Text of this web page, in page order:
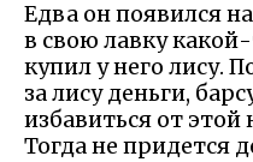
Едва он появился на
в свою лавку
купил у него лису.
за лису деньги,
избавиться от
Тогда не придется